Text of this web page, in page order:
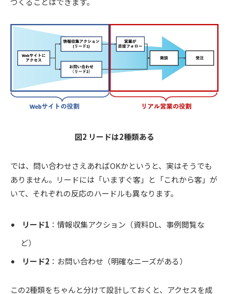
図2 リードは2種類ある
では、問い合わせさえあればOKかというと、実はそうでも
ありません。リードには「いますぐ客」と「これから客」が
いて、それぞれの反応のハードルも異なります。
リード1 ：情報収集アクション（資料DL、事例閲覧な
ど）
リード2 ：お問い合わせ（明確なニーズがある）
この2種類をちゃんと分けて設計しておくと、アクセスを成